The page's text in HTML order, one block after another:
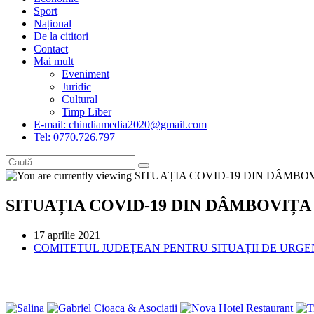
Sport
Național
De la cititori
Contact
Mai mult
Eveniment
Juridic
Cultural
Timp Liber
E-mail: chindiamedia2020@gmail.com
Tel: 0770.726.797
SITUAȚIA COVID-19 DIN DÂMBOVIȚA
Post
published:
17 aprilie 2021
Post
COMITETUL JUDEȚEAN PENTRU SITUAȚII DE